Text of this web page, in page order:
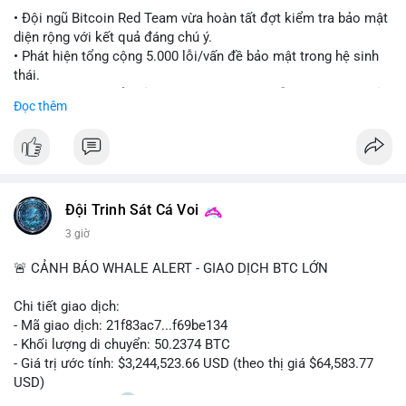
• Đội ngũ Bitcoin Red Team vừa hoàn tất đợt kiểm tra bảo mật
diện rộng với kết quả đáng chú ý.
• Phát hiện tổng cộng 5.000 lỗi/vấn đề bảo mật trong hệ sinh
thái.
ro bảo mật đang bủa vây người dùng trong giai đoạn này.
#bitcoin #cryptosecurity #btc
#vlikevn #titanbot
📰 Nguồn: Cointelegraph
Đọc thêm
Đội Trinh Sát Cá Voi
3 giờ
🚨 CẢNH BÁO WHALE ALERT - GIAO DỊCH BTC LỚN
Chi tiết giao dịch:
- Mã giao dịch: 21f83ac7...f69be134
- Khối lượng di chuyển: 50.2374 BTC
- Giá trị ước tính: $3,244,523.66 USD (theo thị giá $64,583.77
USD)